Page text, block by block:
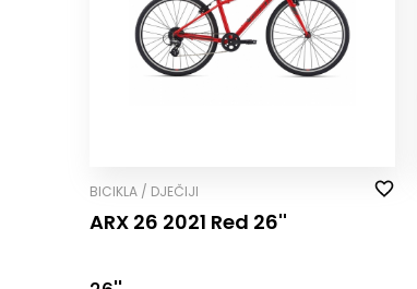
BICIKLA / DJEČIJI
ARX 26 2021 Red 26''